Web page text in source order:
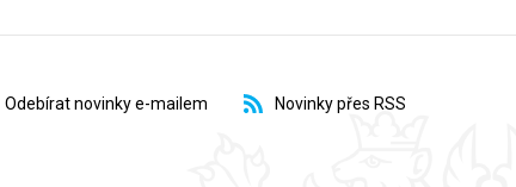
Odebírat novinky e-mailem Novinky přes RSS